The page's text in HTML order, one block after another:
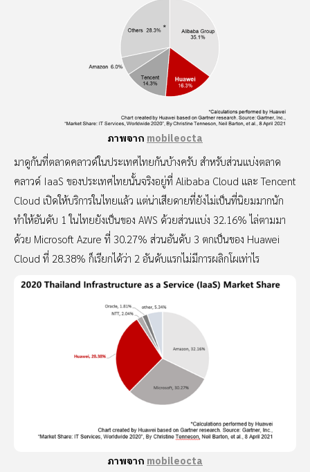
ภาพจากmobileocta
มาดูกันที่ตลาดคลาวด์ในประเทศไทยกันบ้างครับ สำหรับส่วนแบ่งตลาด
คลาวด์ IaaS ของประเทศไทยนั้นจริงอยู่ที่ Alibaba Cloud และ Tencent
Cloud เปิดให้บริการในไทยแล้ว แต่น่าเสียดายที่ยังไม่เป็นที่นิยมมากนัก
ทำให้อันดับ 1 ในไทยยังเป็นของ AWS ด้วยส่วนแบ่ง 32.16% ไล่ตามมา
ด้วย Microsoft Azure ที่ 30.27% ส่วนอันดับ 3 ตกเป็นของ Huawei
Cloud ที่ 28.38% ก็เรียกได้ว่า 2 อันดับแรกไม่มีการผลิกโผเท่าไร
ภาพจากmobileocta